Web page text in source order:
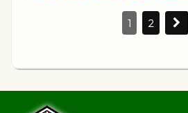
1 2